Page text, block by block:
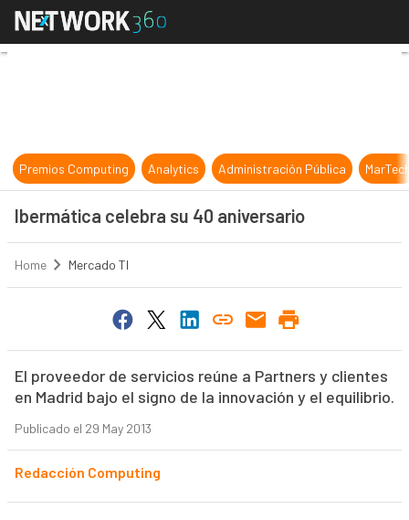
Ibermática celebra su 40
Premios Computing Analytics Administración Pública
Ibermática celebra su 40 aniversario
Home Mercado TI
El proveedor de servicios reúne a Partners y clientes
en Madrid bajo el signo de la innovación y el equilibrio.
Publicado el 29 May 2013
Redacción Computing